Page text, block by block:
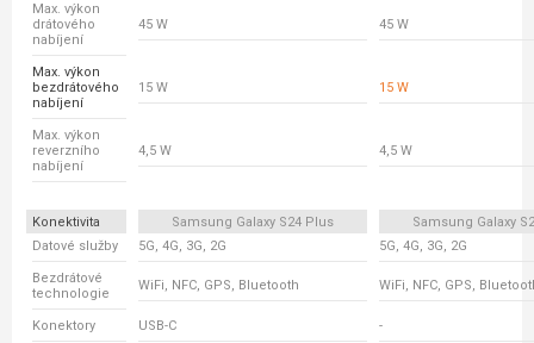
Max. výkon
drátového
nabíjení
45 W 45 W
Max. výkon
bezdrátového
nabíjení
15 W 15 W
Max. výkon
reverzního
nabíjení
4,5 W 4,5 W
Konektivita Samsung Galaxy S24 Plus
Samsung Galaxy
Datové služby
5G, 4G, 3G, 2G 5G, 4G, 3G, 2G
Bezdrátové
technologie
WiFi, NFC, GPS, Bluetooth WiFi, NFC, GPS,
Konektory USB-C -